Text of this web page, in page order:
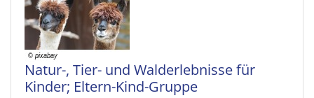
Natur-, Tier- und Walderlebnisse für
Kinder; Eltern-Kind-Gruppe